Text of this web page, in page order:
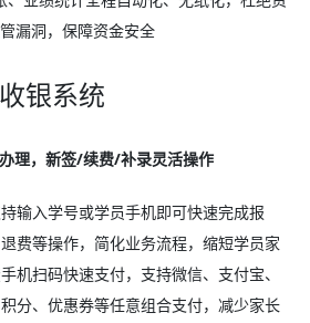
漏洞，保障资金安全
银系统
理，新签/续费/补录灵活操作
输入学号或学员手机即可快速完成报
费等操作，简化业务流程，缩短学员家
机扫码快速支付，支持微信、支付宝、
分、优惠券等任意组合支付，减少家长